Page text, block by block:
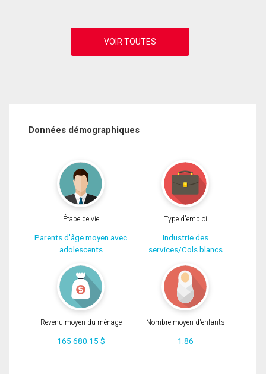
Données démographiques
Étape de vie
Parents d'âge moyen avec
adolescents
Type d'emploi
Industrie des
services/Cols blancs
Revenu moyen du ménage
165 680.15 $
Nombre moyen d'enfants
1.86